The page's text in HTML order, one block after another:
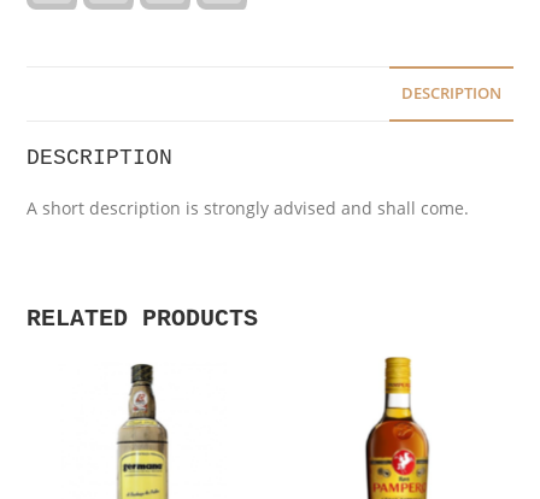
c
i
a
a
DESCRIPTION
DESCRIPTION
A short description is strongly advised and shall come.
RELATED PRODUCTS